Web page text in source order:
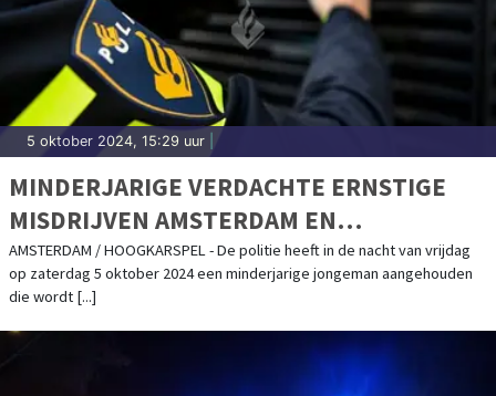
5 oktober 2024, 15:29 uur
MINDERJARIGE VERDACHTE ERNSTIGE
MISDRIJVEN AMSTERDAM EN
HOOGKARSPEL AANGEHOUDEN
AMSTERDAM / HOOGKARSPEL - De politie heeft in de nacht van vrijdag
op zaterdag 5 oktober 2024 een minderjarige jongeman aangehouden
die wordt [...]